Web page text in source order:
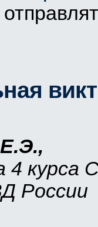
Е.Э.,
курса
России